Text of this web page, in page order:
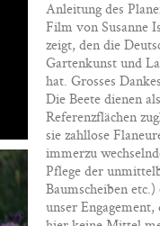
Anleitung des
Film von Susanne
zeigt, den die
Gartenkunst und
hat. Grosses
Die Beete dienen
Referenzflächen
sie zahllose
immerzu
Pflege der
Baumscheiben
unser